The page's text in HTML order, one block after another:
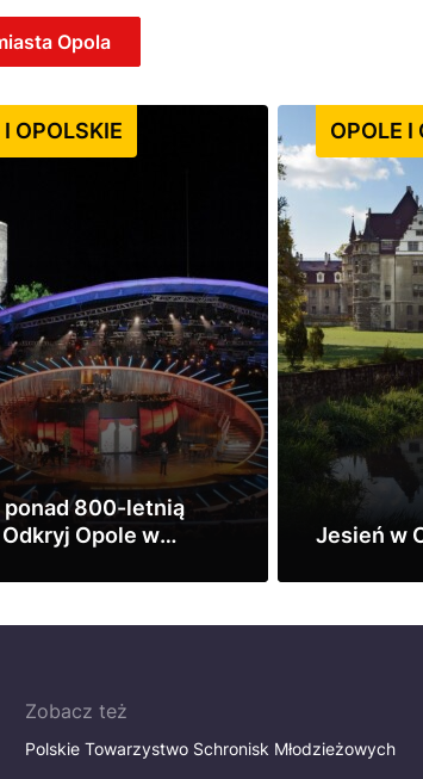
Opola
OPOLSKIE
ponad 800-letnią
Opole w
OPOLE I
Jesień w
Zobacz
Zobacz też
Polskie Towarzystwo Schronisk Młodzieżowych